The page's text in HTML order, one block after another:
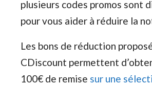
plusieurs codes promos sont
pour vous aider à réduire la
Les bons de réduction
CDiscount permettent
100€ de remise sur une